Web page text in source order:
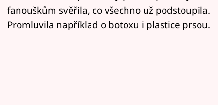
fanouškům svěřila, co všechno už podstoupila.
Promluvila například o botoxu i plastice prsou.